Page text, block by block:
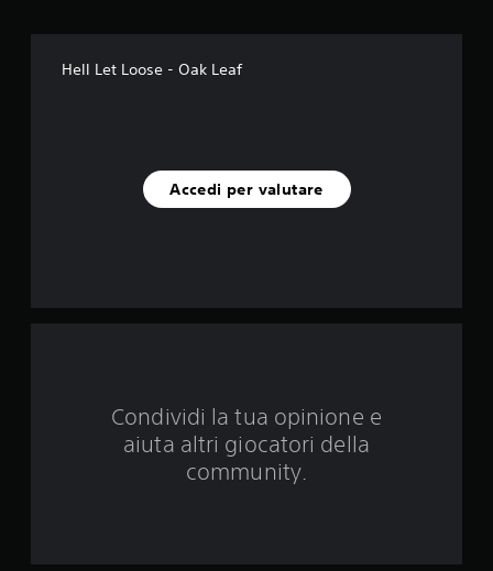
e
u
Hell Let Loose - Oak Leaf
Accedi per valutare
Condividi la tua opinione e
aiuta altri giocatori della
community.